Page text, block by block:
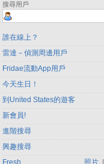
搜尋用戶
誰在線上？
雷達－偵測周邊用戶
Fridae流動App用戶
今天生日！
到United States的遊客
新會員!
進階搜尋
興趣搜尋
Fresh
照片